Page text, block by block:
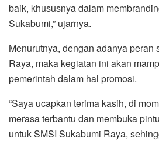
baik, khususnya dalam
Sukabumi,” ujarnya.
Menurutnya, dengan adanya peran
Raya, maka kegiatan ini akan
pemerintah dalam hal promosi.
“Saya ucapkan terima kasih, di
merasa terbantu dan membuka
untuk SMSI Sukabumi Raya,